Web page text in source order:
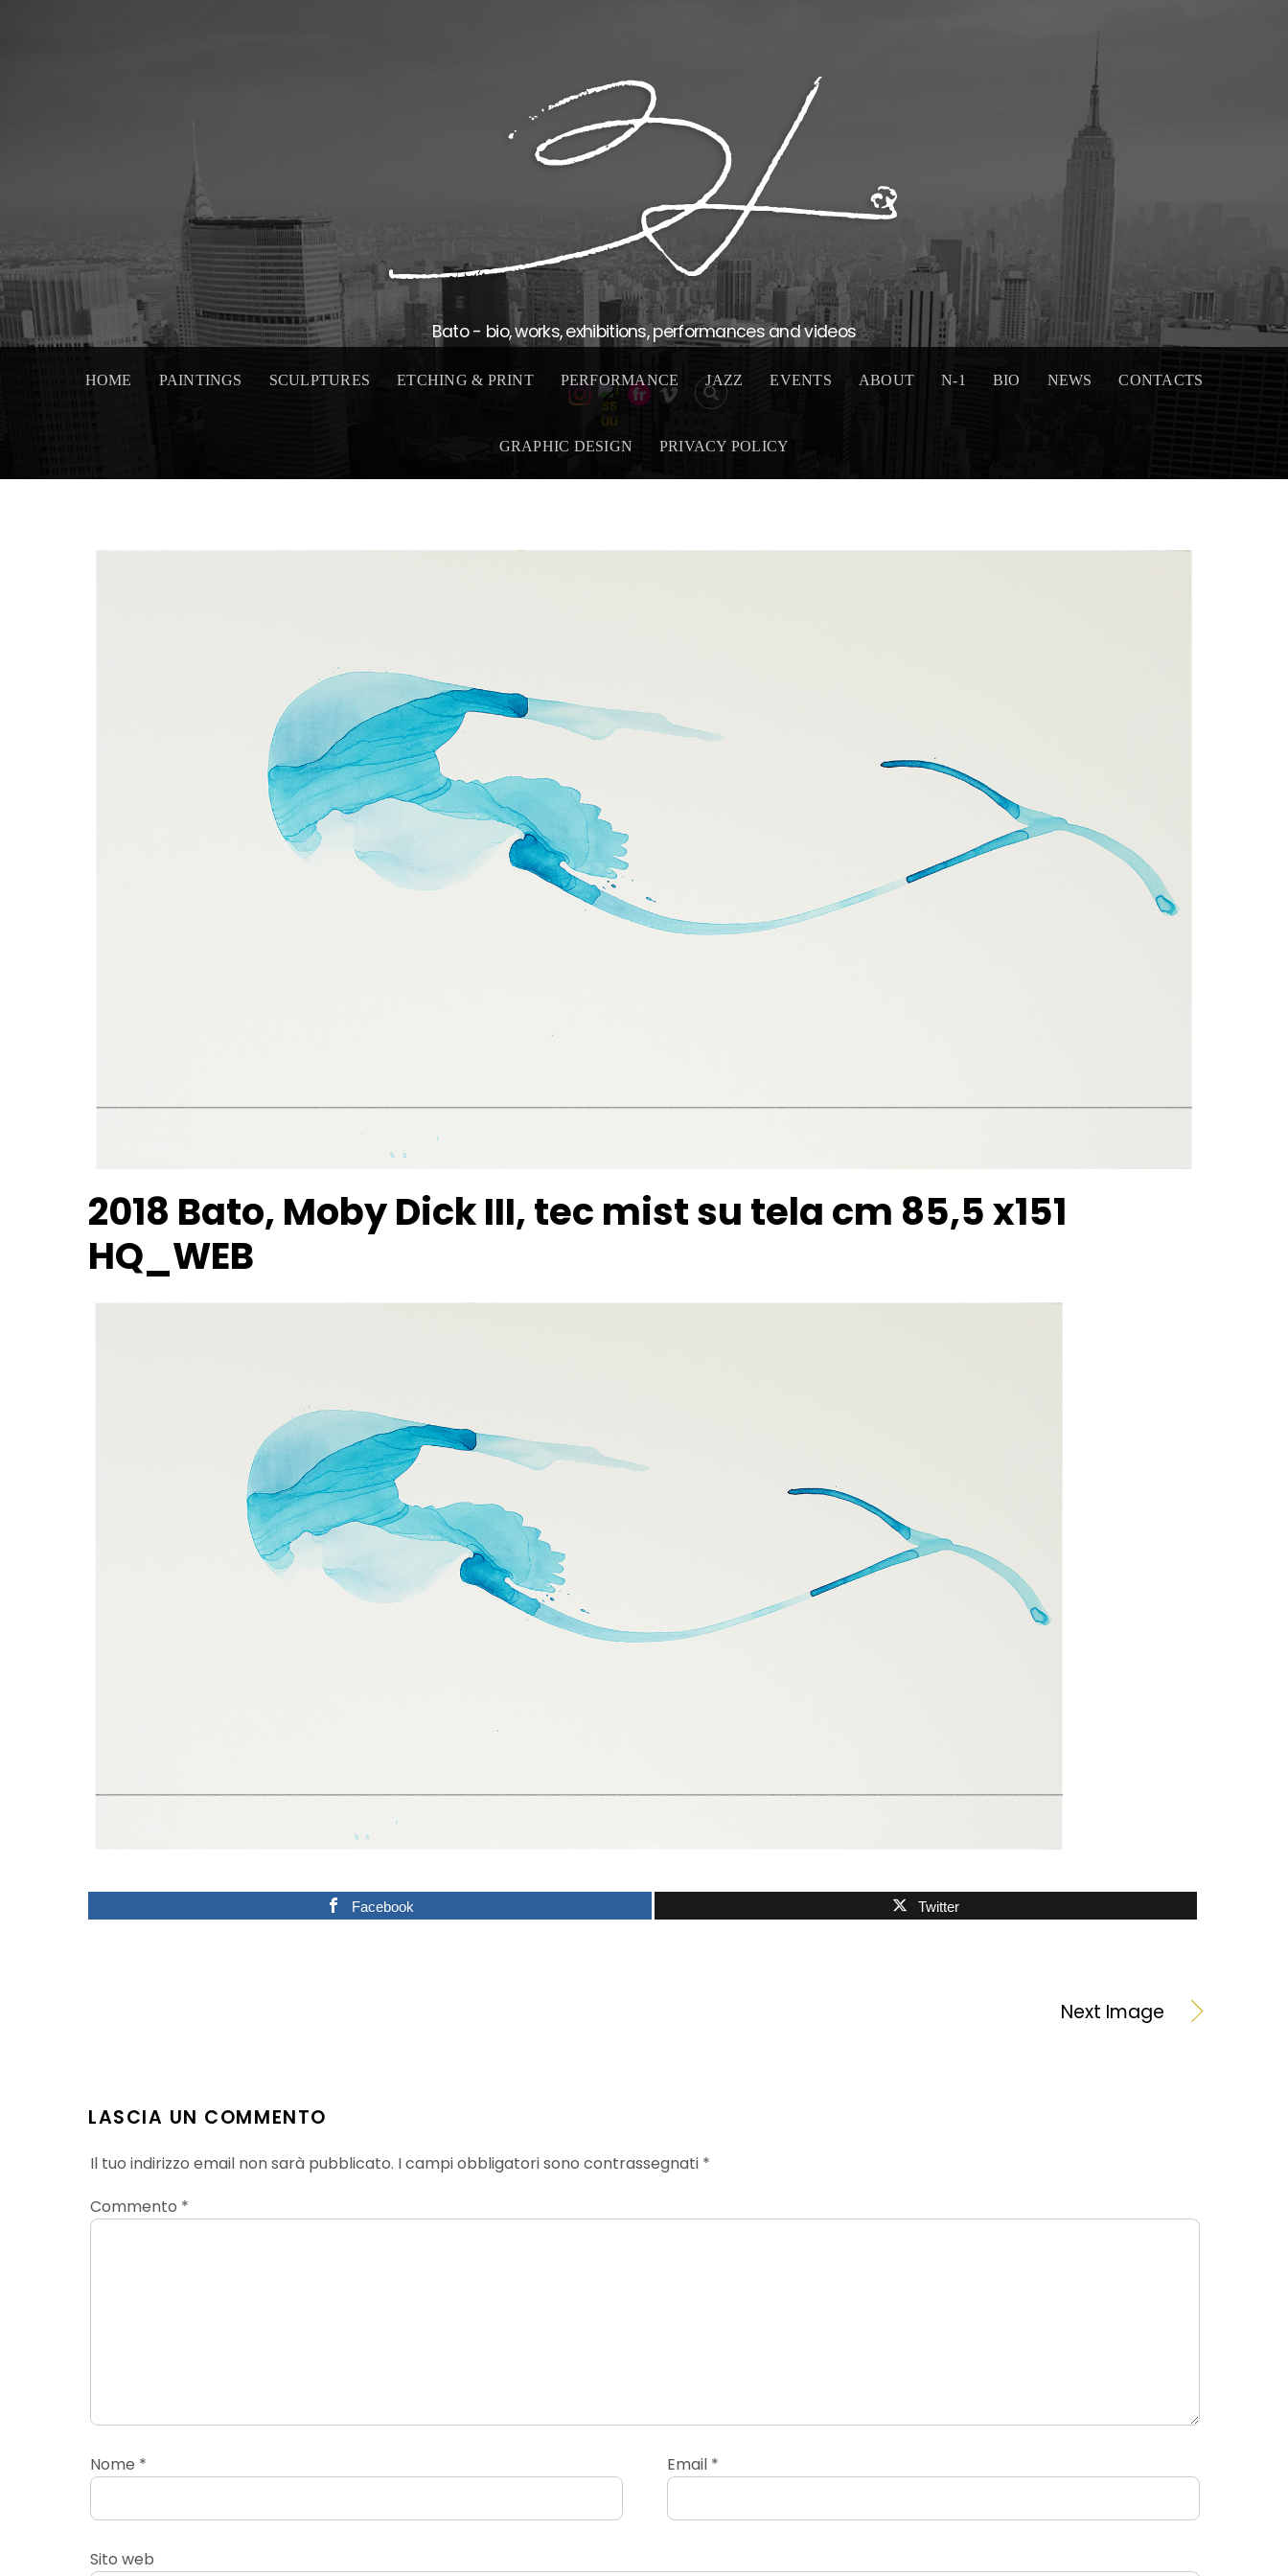
Bato - bio, works, exhibitions, performances and videos
HOME PAINTINGS SCULPTURES ETCHING & PRINT PERFORMANCE JAZZ EVENTS ABOUT N-1 BIO NEWS CONTACTS
GRAPHIC DESIGN PRIVACY POLICY
2018 Bato, Moby Dick III, tec mist su tela cm 85,5 x151
HQ_WEB
Facebook Twitter
Next Image
LASCIA UN COMMENTO
Il tuo indirizzo email non sarà pubblicato. I campi obbligatori sono contrassegnati *
Commento *
Nome * Email *
Sito web